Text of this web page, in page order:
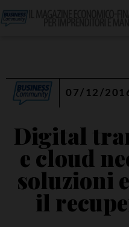
07/12/
Digital
e cloud
soluzioni
il